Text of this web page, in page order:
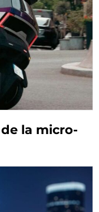
la micro-